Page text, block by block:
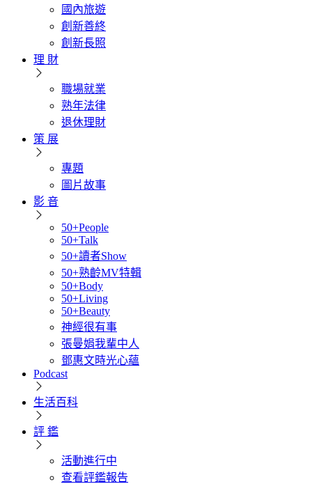
國內旅遊
創新善終
創新長照
理 財
職場就業
熟年法律
退休理財
策 展
專題
圖片故事
影 音
50+People
50+Talk
50+讀者Show
50+熟齡MV特輯
50+Body
50+Living
50+Beauty
神經很有事
張曼娟我輩中人
鄧惠文時光心蘊
Podcast
生活百科
評 鑑
活動進行中
查看評鑑報告